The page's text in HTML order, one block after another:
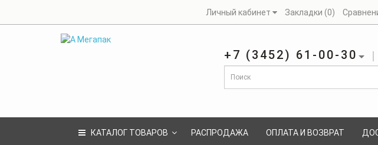
Личный кабинет Закладки (0)
+7 (3452) 61-00-30
КАТАЛОГ ТОВАРОВ РАСПРОДАЖА ОПЛАТА И ВОЗВРАТ